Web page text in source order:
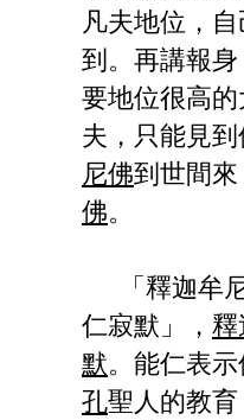
凡夫地位，
到。再講報
要地位很高
夫，只能見
尼佛到世間
佛。
「釋迦牟
仁寂默」， 釋
默。能仁表
孔聖人的教